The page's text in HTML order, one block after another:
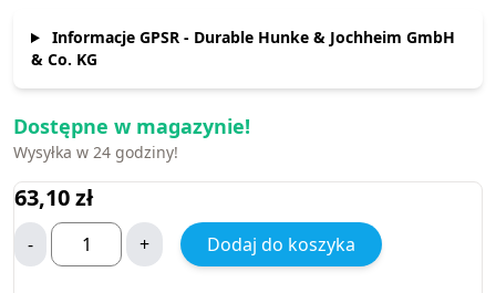
Informacje GPSR - Durable Hunke & Jochheim GmbH
& Co. KG
Dostępne w magazynie!
Wysyłka w 24 godziny!
63,10zł
- + Dodaj do koszyka